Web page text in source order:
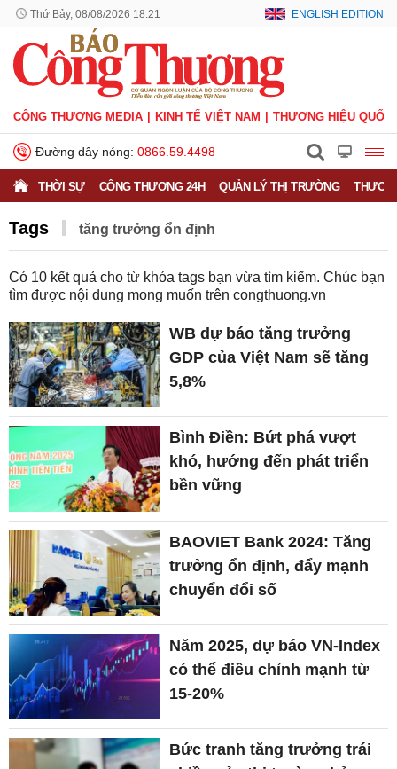
Thứ Bảy, 08/08/2026 18:21 ENGLISH EDITION
CÔNG THƯƠNG MEDIA KINH TẾ VIỆT NAM THƯƠNG HIỆU QUỐC
Đường dây nóng: 0866.59.4498
THỜI SỰ CÔNG THƯƠNG 24H QUẢN LÝ THỊ TRƯỜNG
Tags tăng trưởng ổn định
Có 10 kết quả cho từ khóa tags bạn vừa tìm kiếm. Chúc bạn
tìm được nội dung mong muốn trên congthuong.vn
WB dự báo tăng trưởng
GDP của Việt Nam sẽ tăng
5,8%
Bình Điền: Bứt phá vượt
khó, hướng đến phát triển
bền vững
BAOVIET Bank 2024: Tăng
trưởng ổn định, đẩy mạnh
chuyển đổi số
Năm 2025, dự báo VN-Index
có thể điều chỉnh mạnh từ
15-20%
Bức tranh tăng trưởng trái